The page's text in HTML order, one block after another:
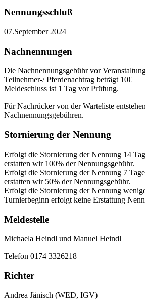
Nennungsschluß
07.September 2024
Nachnennungen
Die Nachnennungsgebühr vor
Teilnehmer-/ Pferdenachtrag beträgt 10€
Meldeschluss ist 1 Tag vor Prüfung.
Für Nachrücker von der Warteliste
Nachnennungsgebühren.
Stornierung der Nennung
Erfolgt die Stornierung der Nennung 14
erstatten wir 100% der Nennungsgebühr.
Erfolgt die Stornierung der Nennung 7
erstatten wir 50% der Nennungsgebühr.
Erfolgt die Stornierung der Nennung
Turnierbeginn erfolgt keine Erstattung
Meldestelle
Michaela Heindl und Manuel Heindl
Telefon 0174 3326218
Richter
Andrea Jänisch (WED, IGV)